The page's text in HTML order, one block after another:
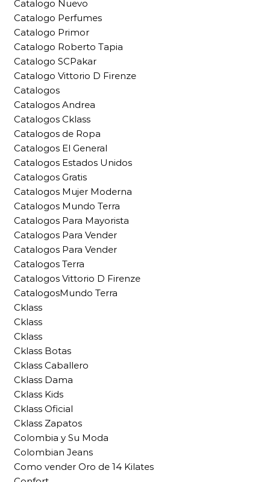
Catalogo Nuevo
Catalogo Perfumes
Catalogo Primor
Catalogo Roberto Tapia
Catalogo SCPakar
Catalogo Vittorio D Firenze
Catalogos
Catalogos Andrea
Catalogos Cklass
Catalogos de Ropa
Catalogos El General
Catalogos Estados Unidos
Catalogos Gratis
Catalogos Mujer Moderna
Catalogos Mundo Terra
Catalogos Para Mayorista
Catalogos Para Vender
Catalogos Para Vender
Catalogos Terra
Catalogos Vittorio D Firenze
CatalogosMundo Terra
Cklass
Cklass
Cklass
Cklass Botas
Cklass Caballero
Cklass Dama
Cklass Kids
Cklass Oficial
Cklass Zapatos
Colombia y Su Moda
Colombian Jeans
Como vender Oro de 14 Kilates